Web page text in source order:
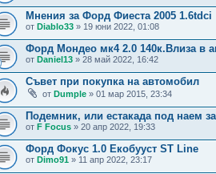
Мнения за Форд Фиеста 2005 1.6tdci
от Diablo33 » 19 юни 2022, 01:08
Форд Мондео мк4 2.0 140к.Влиза в
от Daniel13 » 28 май 2022, 16:42
Съвет при покупка на автомобил
от Dumple » 01 мар 2015, 23:34
Подемник, или естакада под наем
от F Focus » 20 апр 2022, 19:33
Форд Фокус 1.0 Екобууст ST Line
от Dimo91 » 11 апр 2022, 23:17